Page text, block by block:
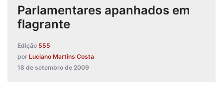
Parlamentares apanhados em
flagrante
Edição 555
por Luciano Martins Costa
18 de setembro de 2009